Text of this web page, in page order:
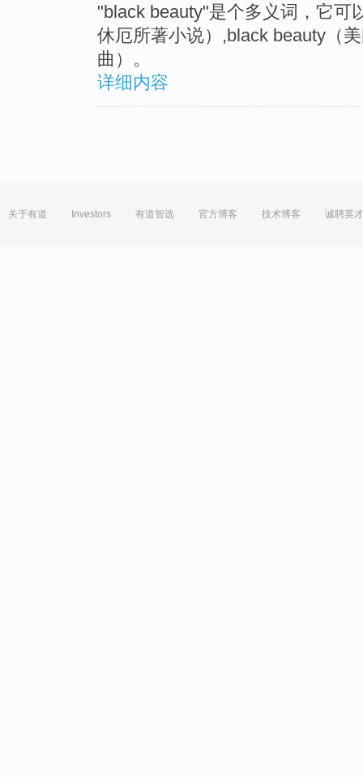
"black beauty"是个多义词，它可
休厄所著小说）,black beauty（
曲）。
详细内容
关于有道 Investors 有道智选 官方博客 技术博客 诚聘英才